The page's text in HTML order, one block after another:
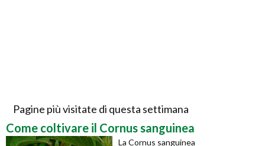
Pagine più visitate di questa settimana
Come coltivare il Cornus sanguinea
La Cornus sanguinea